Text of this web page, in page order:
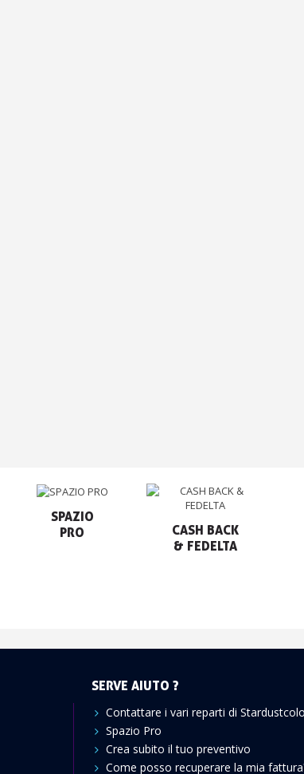
SPAZIO
PRO
CASH BACK
& FEDELTA
SERVE AIUTO ?
Contattare i vari reparti di
Spazio Pro
Crea subito il tuo preventivo
Come posso recuperare la mia